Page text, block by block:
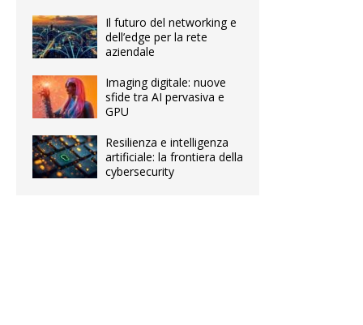
Il futuro del networking e
dell’edge per la rete
aziendale
Imaging digitale: nuove
sfide tra AI pervasiva e
GPU
Resilienza e intelligenza
artificiale: la frontiera della
cybersecurity